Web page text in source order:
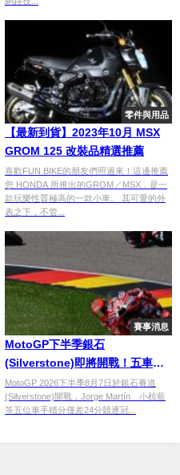
零件與用品
【最新到貨】2023年10月 MSX
GROM 125 改裝品精選推薦
喜歡FUN BIKE的朋友們照過來！這邊推薦
您 HONDA 所推出的GROM／MSX，是一
款玩樂性質極高的一款小車。 其可愛的外
表之下，不管...
賽事消息
MotoGP下半季銀石
(Silverstone)即將開戰！五車手
僅差24分競逐王座，1000cc時代
倒數
MotoGP 2026下半季8月7日於銀石賽道
(Silverstone)開戰，Jorge Martín、小椋藍
等五位車手積分僅差24分競逐冠...